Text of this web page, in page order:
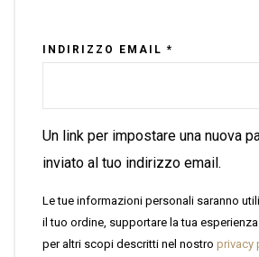
INDIRIZZO EMAIL *
Un link per impostare una nuova
inviato al tuo indirizzo email.
Le tue informazioni personali saranno
il tuo ordine, supportare la tua
per altri scopi descritti nel nostro privacy